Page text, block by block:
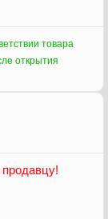
товара
открытия
продавцу!